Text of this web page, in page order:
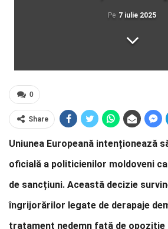
Pe 7 iulie 2025
0
Share
Uniunea Europeană intenționează
oficială a politicienilor moldoveni
de sancțiuni. Această decizie
îngrijorărilor legate de derapaje
tratament nedemn față de